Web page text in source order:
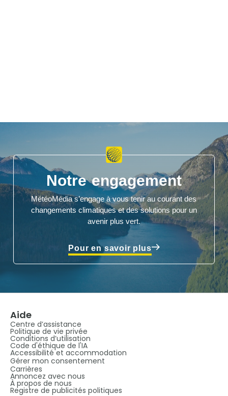
Notre engagement
MétéoMédia s’engage à vous tenir au courant des
changements climatiques et des solutions pour un
avenir plus vert.
Pour en savoir plus
Aide
Centre d’assistance
Politique de vie privée
Conditions d’utilisation
Code d'éthique de l'IA
Accessibilité et accommodation
Gérer mon consentement
Carrières
Annoncez avec nous
À propos de nous
Registre de publicités politiques